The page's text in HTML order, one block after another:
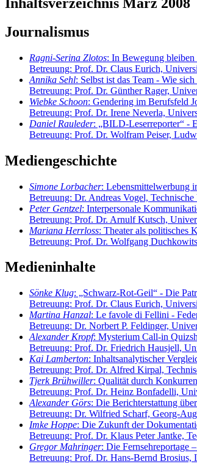
Journalismus
Ragni-Serina Zlotos: In Bewegung
Betreuung: Prof. Dr. Claus Eurich,
Annika Sehl: Selbst ist das Team - Wie
Betreuung: Prof. Dr. Günther Rager,
Wiebke Schoon: Gendering im Berufsfeld
Betreuung: Prof. Dr. Irene Neverla,
Daniel Rauleder: „BILD-Leserreporter“ -
Betreuung: Prof. Dr. Wolfram Peiser,
Mediengeschichte
Simone Lorbacher: Lebensmittelwerbung
Betreuung: Dr. Andreas Vogel,
Peter Gentzel: Interpersonale
Betreuung: Prof. Dr. Arnulf Kutsch,
Mariana Herrloss: Theater als politisches
Betreuung: Prof. Dr. Wolfgang
Medieninhalte
Sönke Klug: „Schwarz-Rot-Geil“ - Die
Betreuung: Prof. Dr. Claus Eurich,
Martina Hanzal: Le favole di Fellini -
Betreuung: Dr. Norbert P. Feldinger,
Alexander Kropf: Mysterium Call-in
Betreuung: Prof. Dr. Friedrich Hausjell,
Kai Lamberton: Inhaltsanalytischer
Betreuung: Prof. Dr. Alfred Kirpal,
Tjerk Brühwiller: Qualität durch
Betreuung: Prof. Dr. Heinz Bonfadelli,
Alexander Görs: Die Berichterstattung
Betreuung: Dr. Wilfried Scharf, Georg-
Imke Hoppe: Die Zukunft der
Betreuung: Prof. Dr. Klaus Peter Jantke,
Gregor Mahringer: Die Fernsehreportage
Betreuung: Prof. Dr. Hans-Bernd